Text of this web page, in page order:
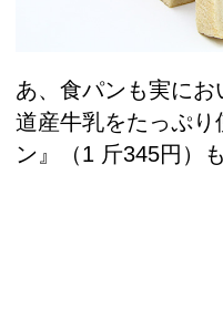
あ、食パンも実に
道産牛乳をたっぷ
ン』（1 斤345円）